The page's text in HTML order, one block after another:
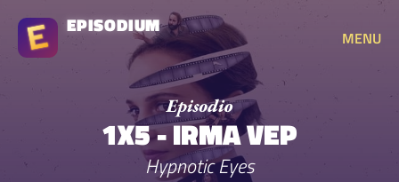
EPISODIUM
MENU
1X5 - IRMA VEP
Hypnotic Eyes